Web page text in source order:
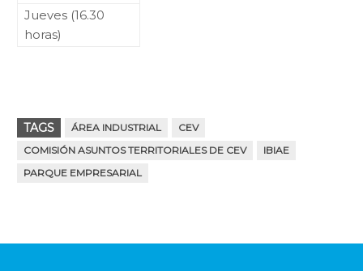
Jueves (16.30
horas)
TAGS ÁREA INDUSTRIAL
CEV
COMISIÓN ASUNTOS TERRITORIALES DE CEV
IBIAE
PARQUE EMPRESARIAL